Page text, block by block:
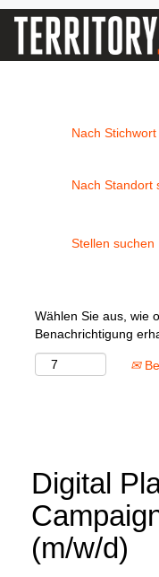
Nach
Nach Standort
Wählen Sie aus, wie
Benachrichtigung
Digital
(m/w/d)